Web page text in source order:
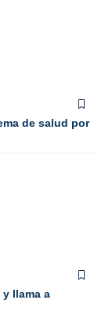
de salud por
llama a